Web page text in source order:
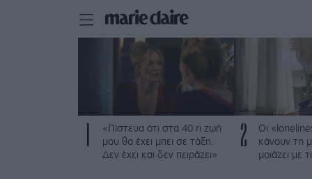
«Πίστευα ότι στα 40 η ζωή
μου θα έχει μπει σε τάξη.
Δεν έχει και δεν πειράζει»
2
Οι
κάνουν τη
μοιάζει με